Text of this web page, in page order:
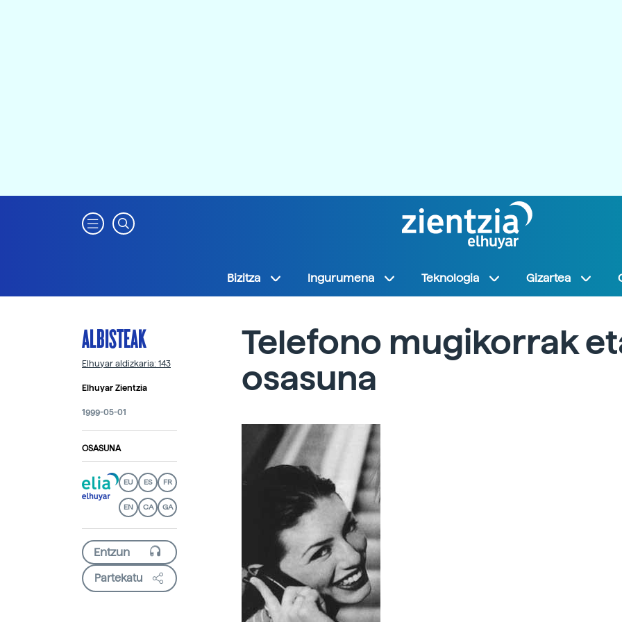
Bizitza Ingurumena Teknologia Gizartea
ALBISTEAK
Elhuyar aldizkaria: 143
Elhuyar Zientzia
1999-05-01
OSASUNA
EU ES FR
EN CA GA
Partekatu
Telefono mugikorrak
osasuna